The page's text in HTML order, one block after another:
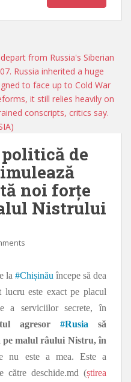
de
noi forțe
Nistrului
la #Chișinău începe să dea
este exact pe placul
a serviciilor secrete, în
agresor #Rusia să
pe malul râului Nistru, în
nu este a mea. Este a
către deschide.md (știrea